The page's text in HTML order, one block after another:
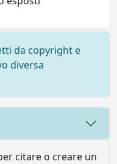
da copyright e
diversa
citare o creare un